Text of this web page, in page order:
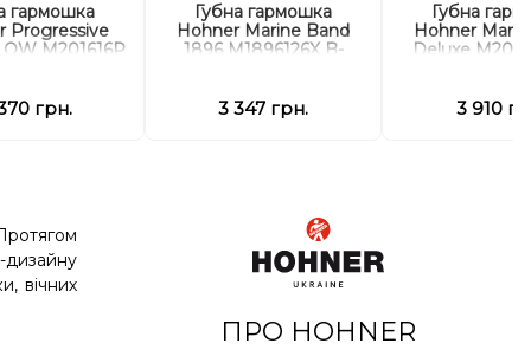
гармошка
Progressive
M201616P
грн.
Губна гармошка
Hohner Marine Band
1896 M1896126X B-
3 347 грн.
Губна
Hohner
Deluxe
3 910
дизайну
вічних
ПРО HOHNER